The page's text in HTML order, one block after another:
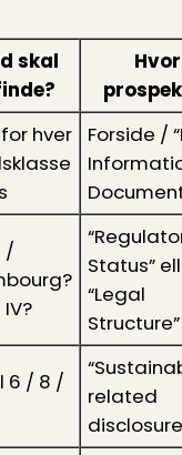
skal
hver
Forside /
/
IV?
Status”
“Legal
Structure”
6 / 8 /
related